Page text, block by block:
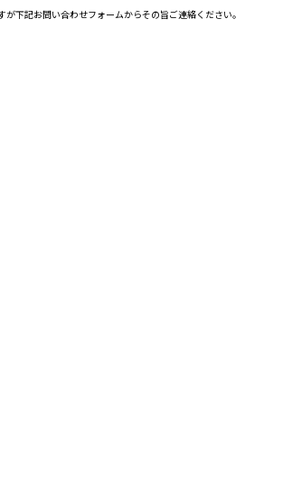
下記お問い合わせフォームからその旨ご連絡ください。